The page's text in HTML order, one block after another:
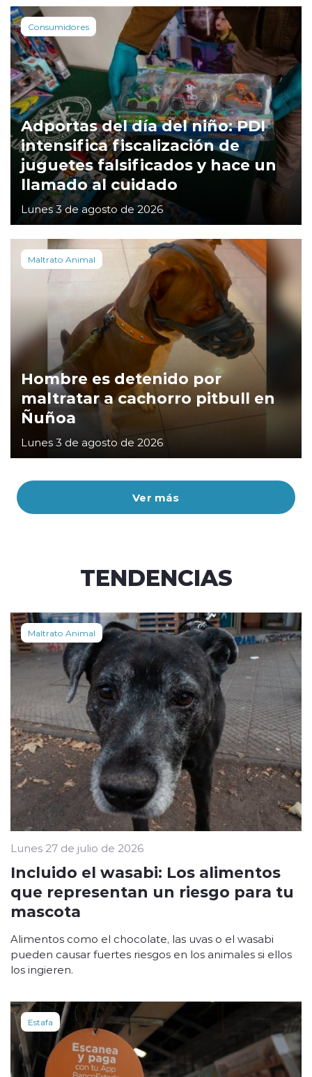
Ver más
Consumidores
Adportas del día del niño: PDI
intensifica fiscalización de
juguetes falsificados y hace un
llamado al cuidado
Lunes 3 de agosto de 2026
Maltrato Animal
Hombre es detenido por
maltratar a cachorro pitbull en
Ñuñoa
Lunes 3 de agosto de 2026
TENDENCIAS
Maltrato Animal
Lunes 27 de julio de 2026
Incluido el wasabi: Los alimentos
que representan un riesgo para tu
mascota
Alimentos como el chocolate, las uvas o el wasabi
pueden causar fuertes riesgos en los animales si ellos
los ingieren.
Estafa